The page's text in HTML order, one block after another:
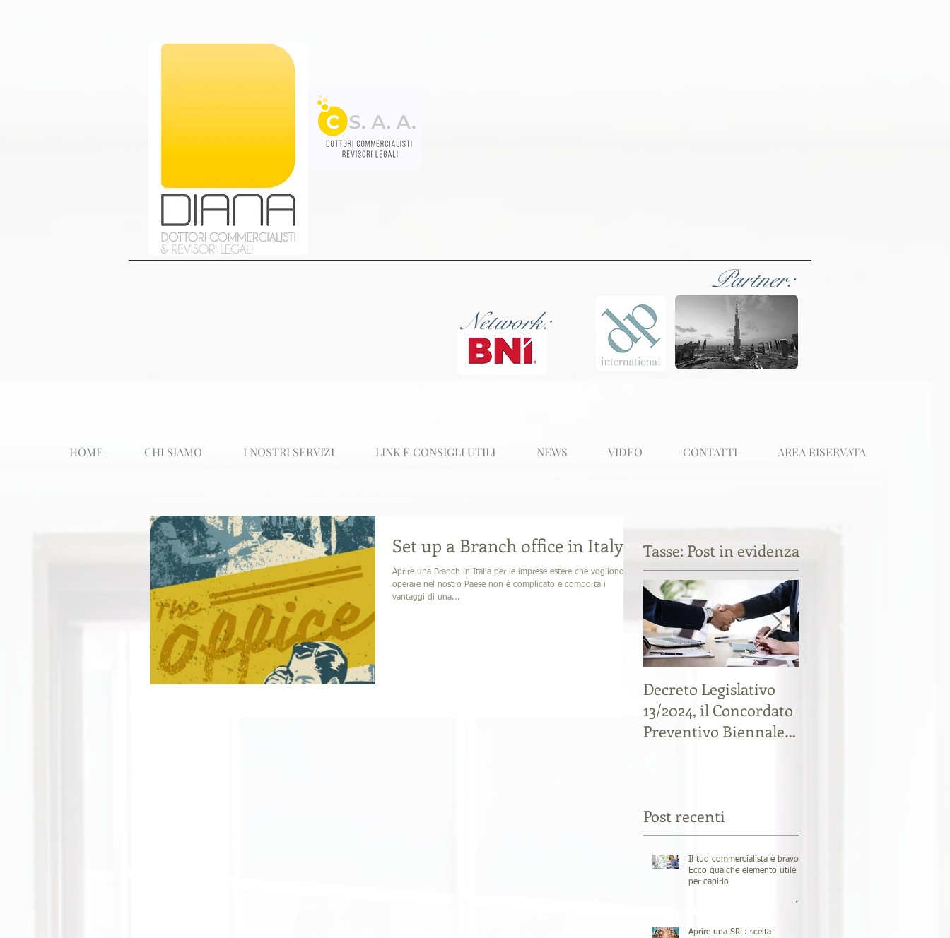
Partner:
Network:
HOME CHI SIAMO I NOSTRI SERVIZI LINK E CONSIGLI UTILI NEWS VIDEO CONTATTI AREA RISERVATA
Set up a Branch office in Italy
Aprire una Branch in Italia per le imprese estere che vogliono
operare nel nostro Paese non è complicato e comporta i
vantaggi di una...
Tasse: Post in evidenza
Decreto Legislativo
13/2024, il Concordato
Preventivo Biennale
Post recenti
Il tuo commercialista è bravo?
Ecco qualche elemento utile
per capirlo
Aprire una SRL: scelta